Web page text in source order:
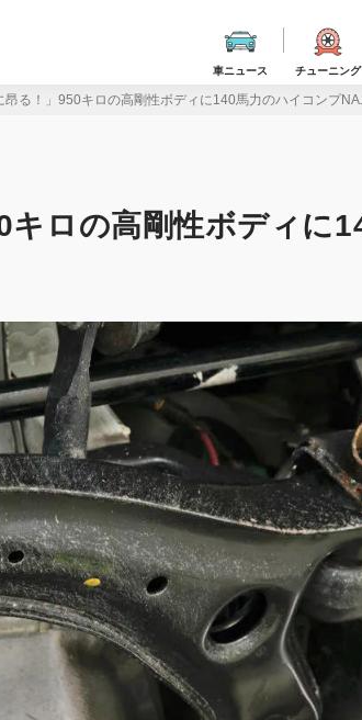
車ニュース チューニング
昂る！」950キロの高剛性ボディに140馬力のハイコンプ
キロの高剛性ボディに